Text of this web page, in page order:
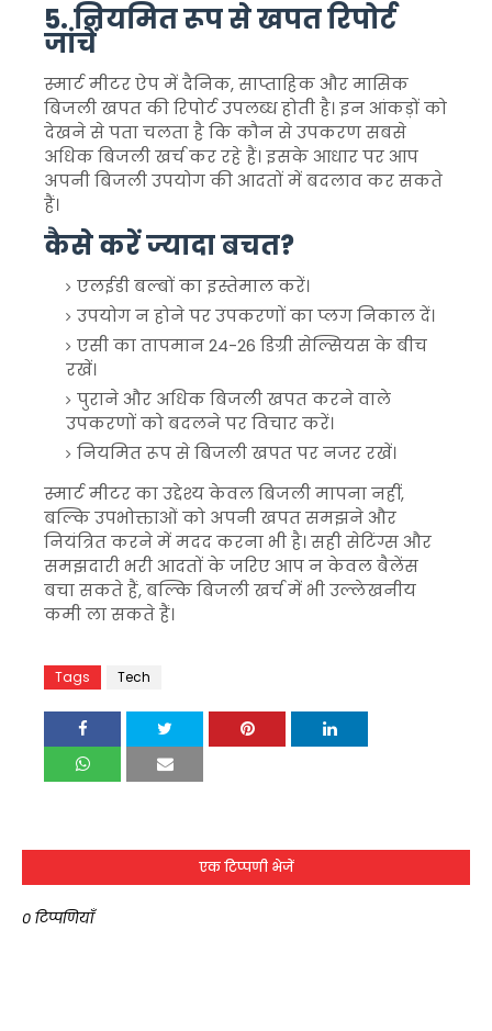
5. नियमित रूप से खपत रिपोर्ट
जांचें
स्मार्ट मीटर ऐप में दैनिक, साप्ताहिक और मासिक
बिजली खपत की रिपोर्ट उपलब्ध होती है। इन आंकड़ों को
देखने से पता चलता है कि कौन से उपकरण सबसे
अधिक बिजली खर्च कर रहे हैं। इसके आधार पर आप
अपनी बिजली उपयोग की आदतों में बदलाव कर सकते
हैं।
कैसे करें ज्यादा बचत?
एलईडी बल्बों का इस्तेमाल करें।
उपयोग न होने पर उपकरणों का प्लग निकाल दें।
एसी का तापमान 24-26 डिग्री सेल्सियस के बीच
रखें।
पुराने और अधिक बिजली खपत करने वाले
उपकरणों को बदलने पर विचार करें।
नियमित रूप से बिजली खपत पर नजर रखें।
स्मार्ट मीटर का उद्देश्य केवल बिजली मापना नहीं,
बल्कि उपभोक्ताओं को अपनी खपत समझने और
नियंत्रित करने में मदद करना भी है। सही सेटिंग्स और
समझदारी भरी आदतों के जरिए आप न केवल बैलेंस
बचा सकते हैं, बल्कि बिजली खर्च में भी उल्लेखनीय
कमी ला सकते हैं।
Tags Tech
एक टिप्पणी भेजें
0 टिप्पणियाँ